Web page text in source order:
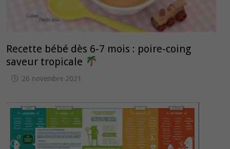
Recette bébé dès 6-7 mois : poire-coing
saveur tropicale
26 novembre 2021